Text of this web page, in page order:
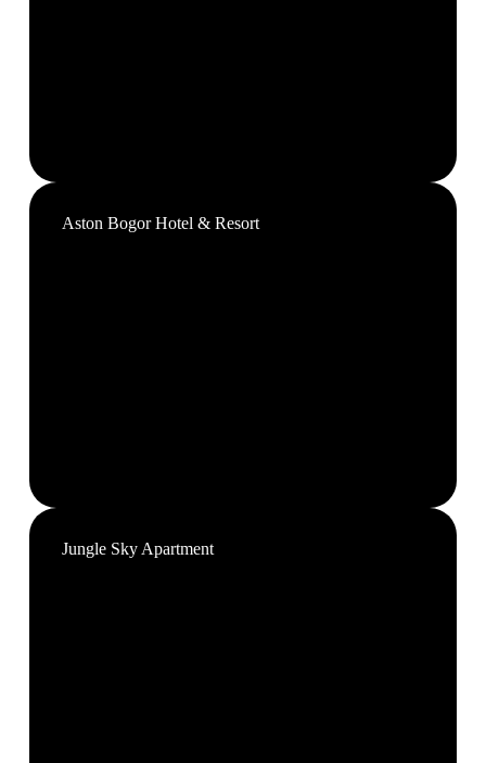
Aston Bogor Hotel & Resort
Jungle Sky Apartment